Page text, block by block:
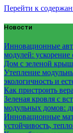
Перейти к
Новости
Инновационные
модулей: ускорение
Дом с зеленой
Утепление
экологичность и
Как пристроить
Зеленая кровля с
модульных домов:
Инновационные
устойчивость,